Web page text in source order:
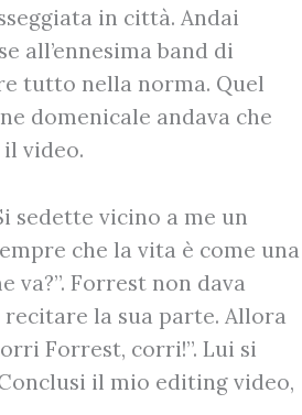
in città. Andai
all’ennesima band di
tutto nella norma. Quel
domenicale andava che
video.
sedette vicino a me un
che la vita è come una
va?”. Forrest non dava
la sua parte. Allora
Forrest, corri!”. Lui si
il mio editing video,